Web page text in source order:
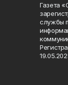
Газета
службы